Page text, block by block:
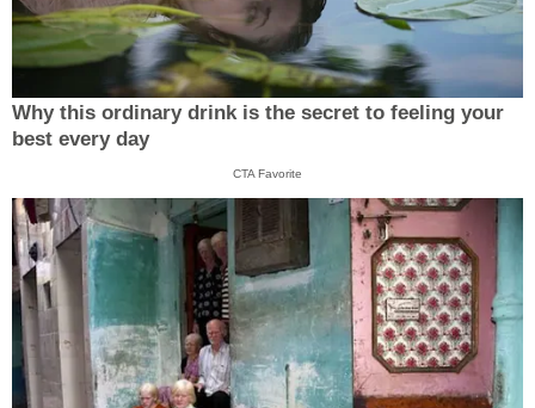
Why this ordinary drink is the secret to feeling your
best every day
CTA Favorite